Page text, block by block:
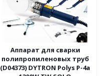
Аппарат для сварки
полипропиленовых труб
(D04373) DYTRON Polys P-4a